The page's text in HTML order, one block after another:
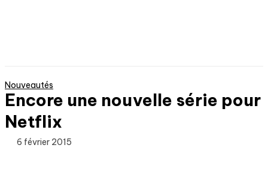
Nouveautés
Encore une nouvelle série pour
Netflix
6 février 2015